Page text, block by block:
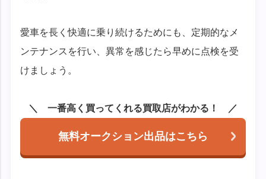
愛車を長く快適に乗り続けるためにも、定期的なメ
ンテナンスを行い、異常を感じたら早めに点検を受
けましょう。
一番高く買ってくれる買取店がわかる！
無料オークション出品はこちら